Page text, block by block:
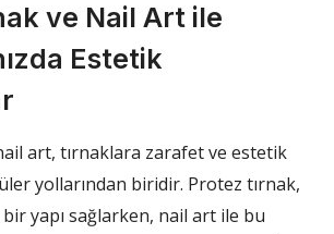
ve Nail Art ile
Estetik
art, tırnaklara zarafet ve estetik
yollarından biridir. Protez tırnak,
bir yapı sağlarken, nail art ile bu